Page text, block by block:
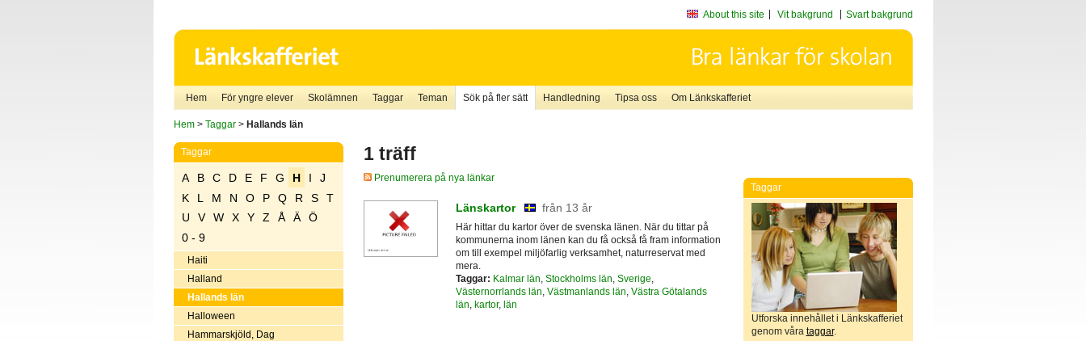
About this site Vit bakgrund Svart bakgrund
Hem För yngre elever Skolämnen Taggar Teman Sök på fler sätt Handledning Tipsa oss Om Länkskafferiet
Hem> Taggar> Hallands län
Taggar
A B C D E F G H I
J
K
L M N O P Q R S
T
U
V W X Y Z Å Ä
Ö
0 - 9
Haiti
Halland
Hallands län
Halloween
Hammarskjöld, Dag
1 träff
Prenumerera på nya länkar
Länskartor från 13 år
Här hittar du kartor över de svenska länen. När du tittar på
kommunerna inom länen kan du få också få fram information
om till exempel miljöfarlig verksamhet, naturreservat med
mera.
Taggar: Kalmar län Stockholms län Sverige
Västernorrlands län Västmanlands län Västra Götalands
län kartor, län
Taggar
Utforska innehållet i Länkskafferiet
genom våra taggar.